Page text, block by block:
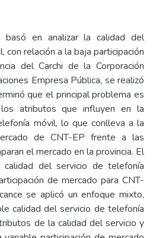
en analizar la calidad del
con relación a la baja participación
del Carchi de la Corporación
Empresa Pública, se realizó
que el principal problema es
atributos que influyen en la
móvil, lo que conlleva a la
de CNT-EP frente a las
el mercado en la provincia. El
del servicio de telefonía
de mercado para CNT-
se aplicó un enfoque mixto,
calidad del servicio de telefonía
de la calidad del servicio y